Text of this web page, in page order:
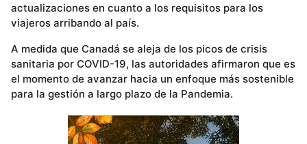
actualizaciones en cuanto a los requisitos para los
viajeros arribando al país.
A medida que Canadá se aleja de los picos de crisis
sanitaria por COVID-19, las autoridades afirmaron que es
el momento de avanzar hacia un enfoque más sostenible
para la gestión a largo plazo de la Pandemia.